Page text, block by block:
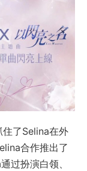
了Selina在外
合作推出了
过扮演白领、